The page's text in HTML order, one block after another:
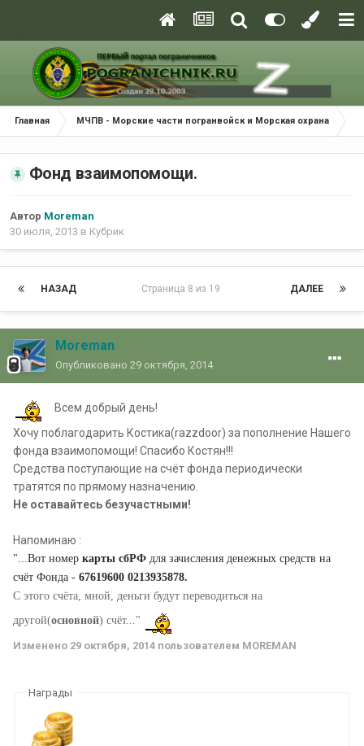
Главная МЧПВ - Морские части погранвойск и Морская охрана
Фонд взаимопомощи.
Автор Moreman
30 июля, 2013 в Кубрик
НАЗАД ДАЛЕЕ
Страница 8 из 19
Moreman
Опубликовано 29 октября, 2014
Всем добрый день!
Хочу поблагодарить Костика(razzdoor) за пополнение Нашего
фонда взаимопомощи! Спасибо Костян!!!
Средства поступающие на счёт фонда периодически
тратятся по прямому назначению.
Не оставайтесь безучастными!
Напоминаю :
"...Вот номер карты сбРФ для зачисления денежных средств на
счёт Фонда - 67619600 0213935878.
С этого счёта, мной, деньги будут переводиться на
другой(основной) счёт..."
Изменено 29 октября, 2014 пользователем MOREMAN
Награды